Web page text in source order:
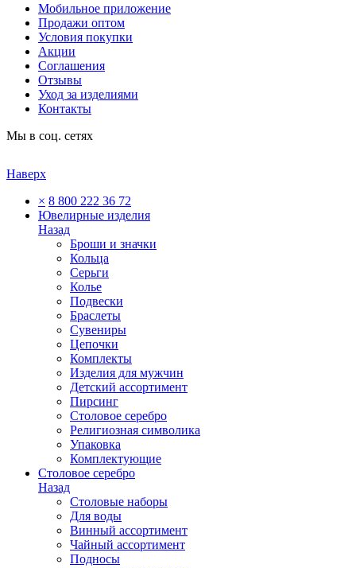
Мобильное приложение
Продажи оптом
Условия покупки
Акции
Соглашения
Отзывы
Уход за изделиями
Контакты
Мы в соц. сетях
Наверх
× 8 800 222 36 72
Ювелирные изделия
Назад
Броши и значки
Кольца
Серьги
Колье
Подвески
Браслеты
Сувениры
Цепочки
Комплекты
Изделия для мужчин
Детский ассортимент
Пирсинг
Столовое серебро
Религиозная символика
Упаковка
Комплектующие
Столовое серебро
Назад
Столовые наборы
Для воды
Винный ассортимент
Чайный ассортимент
Подносы